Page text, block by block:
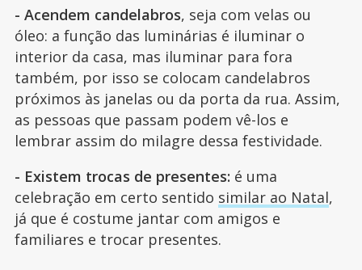
- Acendem candelabros, seja com velas ou
óleo: a função das luminárias é iluminar o
interior da casa, mas iluminar para fora
também, por isso se colocam candelabros
próximos às janelas ou da porta da rua. Assim,
as pessoas que passam podem vê-los e
lembrar assim do milagre dessa festividade.
- Existem trocas de presentes: é uma
celebração em certo sentido similar ao Natal,
já que é costume jantar com amigos e
familiares e trocar presentes.